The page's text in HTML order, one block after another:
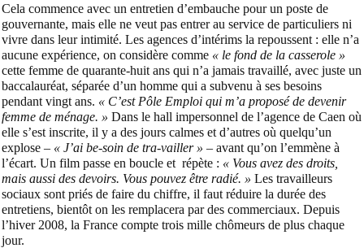
Cela commence avec un entretien d’embauche pour un poste de
gouvernante, mais elle ne veut pas entrer au service de particuliers ni
vivre dans leur intimité. Les agences d’intérims la repoussent : elle n’a
aucune expérience, on considère comme « le fond de la casserole »
cette femme de quarante-huit ans qui n’a jamais travaillé, avec juste un
baccalauréat, séparée d’un homme qui a subvenu à ses besoins
pendant vingt ans. « C’est Pôle Emploi qui m’a proposé de devenir
femme de ménage. » Dans le hall impersonnel de l’agence de Caen où
elle s’est inscrite, il y a des jours calmes et d’autres où quelqu’un
explose – « J’ai be-soin de tra-vailler » – avant qu’on l’emmène à
l’écart. Un film passe en boucle et répète : « Vous avez des droits,
mais aussi des devoirs. Vous pouvez être radié. » Les travailleurs
sociaux sont priés de faire du chiffre, il faut réduire la durée des
entretiens, bientôt on les remplacera par des commerciaux. Depuis
l’hiver 2008, la France compte trois mille chômeurs de plus chaque
jour.